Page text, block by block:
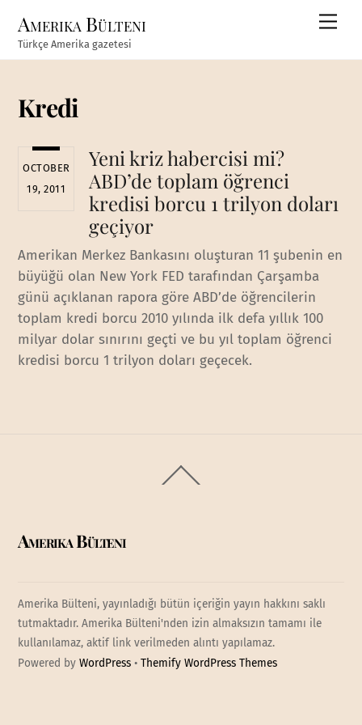
content
Amerika Bülteni
Türkçe Amerika gazetesi
Kredi
OCTOBER
19, 2011
Yeni kriz habercisi mi?
ABD’de toplam öğrenci
kredisi borcu 1 trilyon doları
geçiyor
Amerikan Merkez Bankasını oluşturan 11 şubenin en
büyüğü olan New York FED tarafından Çarşamba
günü açıklanan rapora göre ABD’de öğrencilerin
toplam kredi borcu 2010 yılında ilk defa yıllık 100
milyar dolar sınırını geçti ve bu yıl toplam öğrenci
kredisi borcu 1 trilyon doları geçecek.
To
Amerika Bülteni
Amerika Bülteni, yayınladığı bütün içeriğin yayın hakkını saklı
tutmaktadır. Amerika Bülteni'nden izin almaksızın tamamı ile
kullanılamaz, aktif link verilmeden alıntı yapılamaz.
Powered byWordPress •Themify WordPress Themes